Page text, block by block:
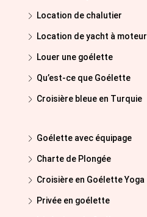
Location de chalutier
Location de yacht à moteur
Louer une goélette
Qu’est-ce que Goélette
Croisière bleue en Turquie
Goélette avec équipage
Charte de Plongée
Croisière en Goélette Yoga
Privée en goélette